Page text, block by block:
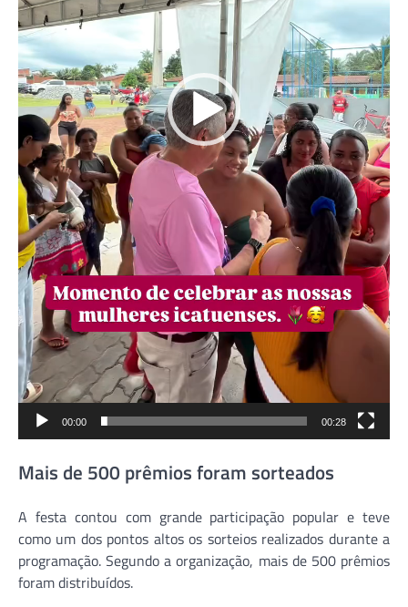
00:00 00:28
Mais de 500 prêmios foram sorteados
A festa contou com grande participação popular e teve
como um dos pontos altos os sorteios realizados durante a
programação. Segundo a organização, mais de 500 prêmios
foram distribuídos.